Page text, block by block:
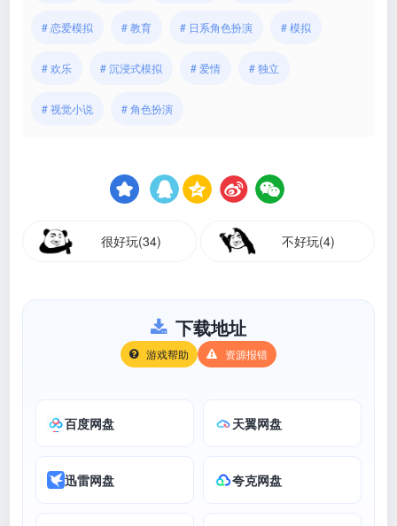
# 恋爱模拟 # 教育 # 日系角色扮演 # 模拟
# 欢乐 # 沉浸式模拟 # 爱情 # 独立
# 视觉小说 # 角色扮演
很好玩(34) 不好玩(4)
下载地址
游戏帮助 资源报错
百度网盘 天翼网盘
迅雷网盘 夸克网盘